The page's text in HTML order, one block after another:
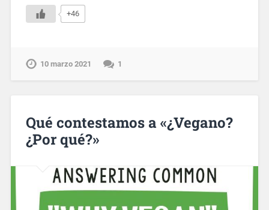
+46
10 marzo 2021 1
Qué contestamos a «¿Vegano?
¿Por qué?»